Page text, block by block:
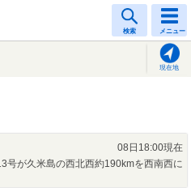
検索 メニュー
現在地
08日18:00現在
号が久米島の西北西約190kmを西南西に